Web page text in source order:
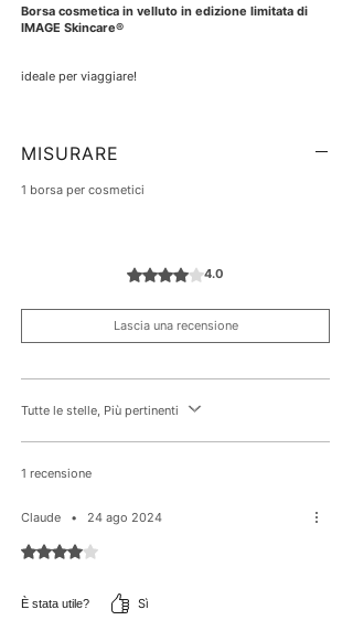
Borsa cosmetica in velluto in edizione limitata di
IMAGE Skincare®
ideale per viaggiare!
MISURARE
1 borsa per cosmetici
Valutazione 4 stelle su 5.
4.0
Lascia una recensione
Tutte le stelle, Più pertinenti
1 recensione
Claude • 24 ago 2024
Valutazione 4 stelle su 5.
È stata utile? Sì